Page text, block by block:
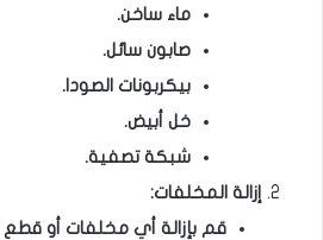
ماء ساخن.
صابون سائل.
بيكربونات الصودا.
خل أبيض.
شبكة تصفية.
إزالة المخلفات:
قم بإزالة أي مخلفات أو قطع